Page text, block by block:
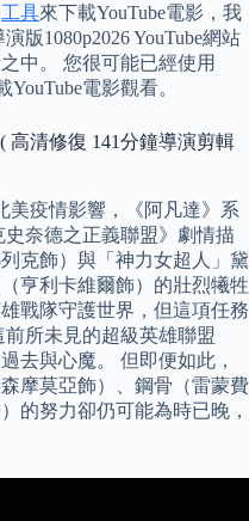
工具來下載YouTube電影，我
版1080p2026 YouTube網站
中。 您很可能已經使用
電影觀看。
高清修復 141分鐘導演剪輯
美疫情影響，《阿凡達》系
奈德之正義聯盟》劇情描
克飾）與「神力女超人」黛
亨利卡維爾飾）的壯烈犧牲
戰隊守護世界，但這項任務
所未見的超級英雄聯盟
去與心魔。 但即便如此，
摩莫亞飾）、鋼骨（雷蒙費
的努力卻仍可能為時已晚，